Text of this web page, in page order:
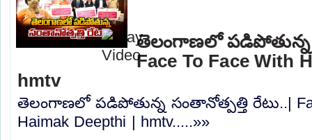
తెలంగాణలో పడిపోతున్న
Face To Face With
hmtv
తెలంగాణలో పడిపోతున్న సంతానోత్పత్తి రేటు..|
Haimak Deepthi | hmtv.....»»